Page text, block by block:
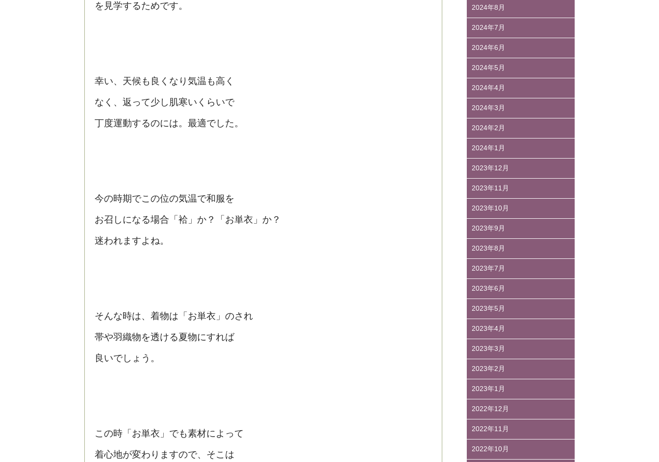
を見学するためです。
幸い、天候も良くなり気温も高く
なく、返って少し肌寒いくらいで
丁度運動するのには。最適でした。
今の時期でこの位の気温で和服を
お召しになる場合「袷」か？「お単衣」か？
迷われますよね。
そんな時は、着物は「お単衣」のされ
帯や羽織物を透ける夏物にすれば
良いでしょう。
この時「お単衣」でも素材によって
着心地が変わりますので、そこは
2024年8月
2024年7月
2024年6月
2024年5月
2024年4月
2024年3月
2024年2月
2024年1月
2023年12月
2023年11月
2023年10月
2023年9月
2023年8月
2023年7月
2023年6月
2023年5月
2023年4月
2023年3月
2023年2月
2023年1月
2022年12月
2022年11月
2022年10月